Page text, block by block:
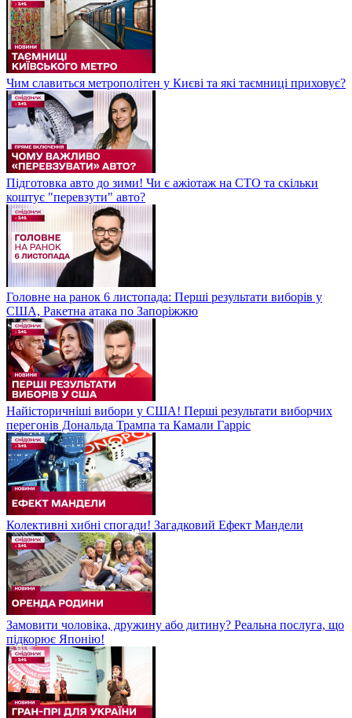
Чим славиться метрополітен у Києві та які таємниці приховує?
Підготовка авто до зими! Чи є ажіотаж на СТО та скільки
коштує "перевзути" авто?
Головне на ранок 6 листопада: Перші результати виборів у
США, Ракетна атака по Запоріжжю
Найісторичніші вибори у США! Перші результати виборчих
перегонів Дональда Трампа та Камали Гарріс
Колективні хибні спогади! Загадковий Ефект Мандели
Замовити чоловіка, дружину або дитину? Реальна послуга, що
підкорює Японію!